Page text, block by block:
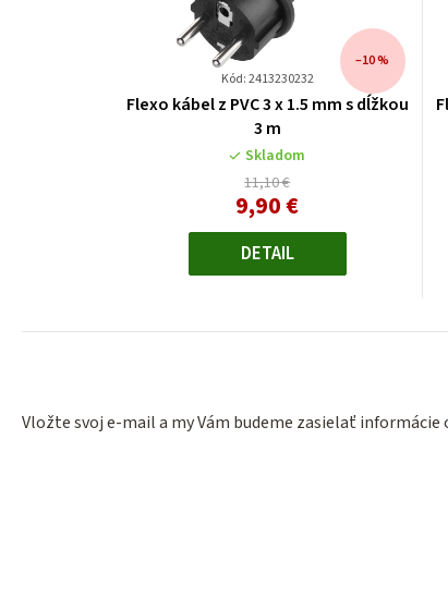
Kód: 2413230232
Flexo kábel z PVC 3 x 1.5 mm s dĺžkou
3 m
Skladom
11,10 €
–10 %
9,90 €
DETAIL
Vložte svoj e-mail a my Vám budeme zasielať